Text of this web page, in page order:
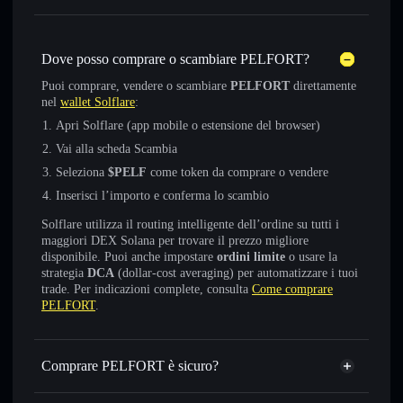
Dove posso comprare o scambiare PELFORT?
Puoi comprare, vendere o scambiare PELFORT direttamente
nel wallet Solflare:
Apri Solflare (app mobile o estensione del browser)
Vai alla scheda Scambia
Seleziona $PELF come token da comprare o vendere
Inserisci l’importo e conferma lo scambio
Solflare utilizza il routing intelligente dell’ordine su tutti i
maggiori DEX Solana per trovare il prezzo migliore
disponibile. Puoi anche impostare ordini limite o usare la
strategia DCA (dollar-cost averaging) per automatizzare i tuoi
trade. Per indicazioni complete, consulta Come comprare
PELFORT.
Comprare PELFORT è sicuro?
PELFORT token verificato